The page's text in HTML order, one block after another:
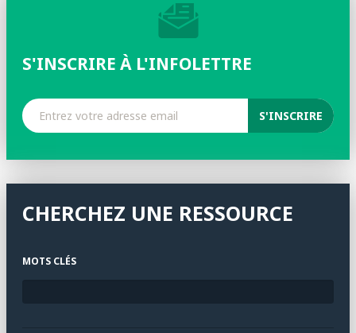
S'INSCRIRE À L'INFOLETTRE
CHERCHEZ UNE RESSOURCE
MOTS CLÉS